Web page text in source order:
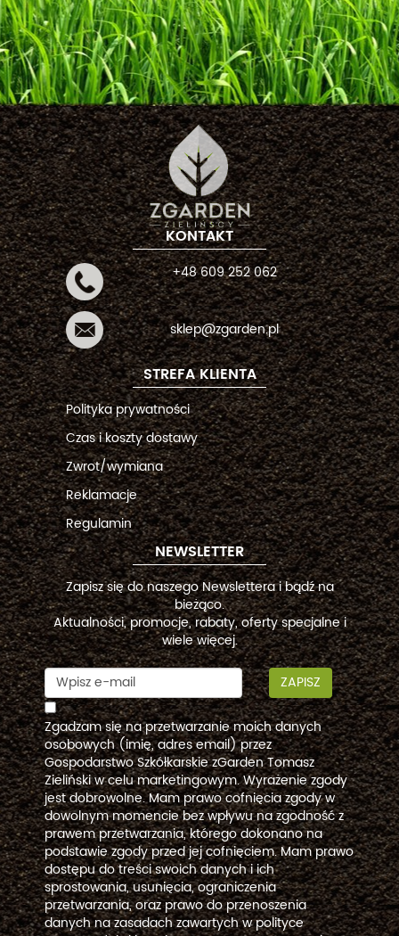
KONTAKT
+48 609 252 062
sklep@zgarden.pl
STREFA KLIENTA
Polityka prywatności
Czas i koszty dostawy
Zwrot/wymiana
Reklamacje
Regulamin
NEWSLETTER
Zapisz się do naszego Newslettera i bądź na
bieżąco.
Aktualności, promocje, rabaty, oferty specjalne i
wiele więcej.
ZAPISZ
Zgadzam się na przetwarzanie moich danych
osobowych (imię, adres email) przez
Gospodarstwo Szkółkarskie zGarden Tomasz
Zieliński w celu marketingowym. Wyrażenie zgody
jest dobrowolne. Mam prawo cofnięcia zgody w
dowolnym momencie bez wpływu na zgodność z
prawem przetwarzania, którego dokonano na
podstawie zgody przed jej cofnięciem. Mam prawo
dostępu do treści swoich danych i ich
sprostowania, usunięcia, ograniczenia
przetwarzania, oraz prawo do przenoszenia
danych na zasadach zawartych w polityce